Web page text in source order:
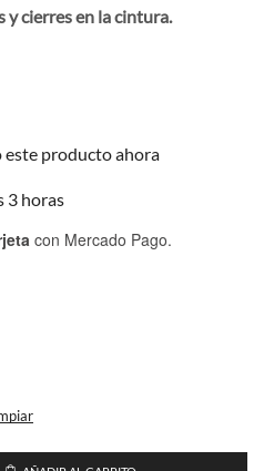
y cierres en la cintura.
este producto ahora
3 horas
con Mercado Pago.